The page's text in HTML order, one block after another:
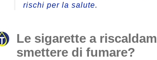
rischi per la salute.
Le sigarette a
smettere di fumare?